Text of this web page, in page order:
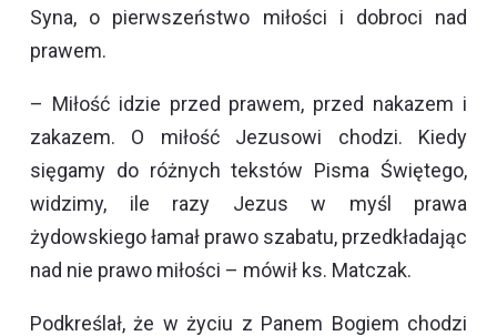
Syna, o pierwszeństwo miłości i dobroci nad
prawem.
– Miłość idzie przed prawem, przed nakazem i
zakazem. O miłość Jezusowi chodzi. Kiedy
sięgamy do różnych tekstów Pisma Świętego,
widzimy, ile razy Jezus w myśl prawa
żydowskiego łamał prawo szabatu, przedkładając
nad nie prawo miłości – mówił ks. Matczak.
Podkreślał, że w życiu z Panem Bogiem chodzi